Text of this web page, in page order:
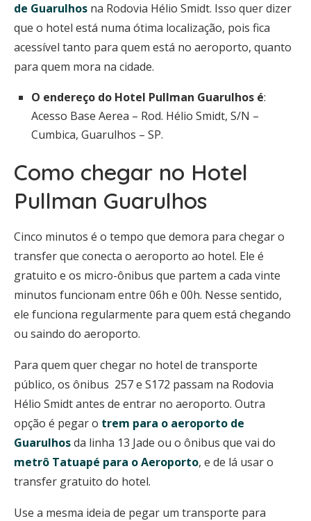
de Guarulhos na Rodovia Hélio Smidt. Isso quer dizer
que o hotel está numa ótima localização, pois fica
acessível tanto para quem está no aeroporto, quanto
para quem mora na cidade.
O endereço do Hotel Pullman Guarulhos é:
Acesso Base Aerea – Rod. Hélio Smidt, S/N –
Cumbica, Guarulhos – SP.
Como chegar no Hotel
Pullman Guarulhos
Cinco minutos é o tempo que demora para chegar o
transfer que conecta o aeroporto ao hotel. Ele é
gratuito e os micro-ônibus que partem a cada vinte
minutos funcionam entre 06h e 00h. Nesse sentido,
ele funciona regularmente para quem está chegando
ou saindo do aeroporto.
Para quem quer chegar no hotel de transporte
público, os ônibus 257 e S172 passam na Rodovia
Hélio Smidt antes de entrar no aeroporto. Outra
opção é pegar o trem para o aeroporto de
Guarulhosda linha 13 Jade ou o ônibus que vai do
metrô Tatuapé para o Aeroporto, e de lá usar o
transfer gratuito do hotel.
Use a mesma ideia de pegar um transporte para